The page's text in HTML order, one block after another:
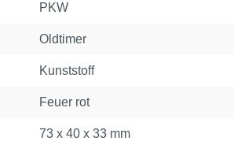
PKW
Oldtimer
Kunststoff
Feuer rot
73 x 40 x 33 mm